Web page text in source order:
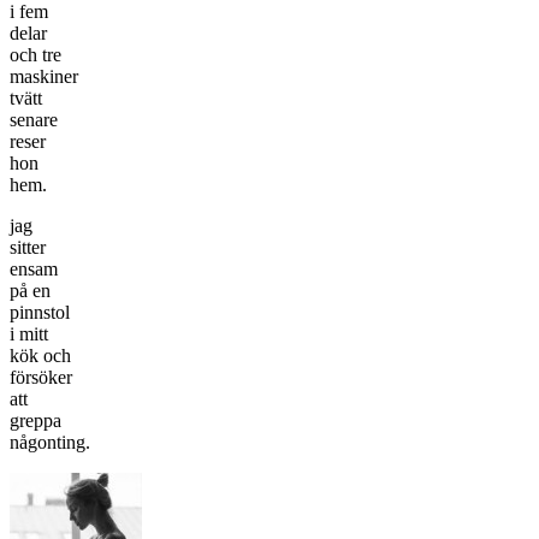
i fem
delar
och tre
maskiner
tvätt
senare
reser
hon
hem.
jag
sitter
ensam
på en
pinnstol
i mitt
kök och
försöker
att
greppa
någonting.